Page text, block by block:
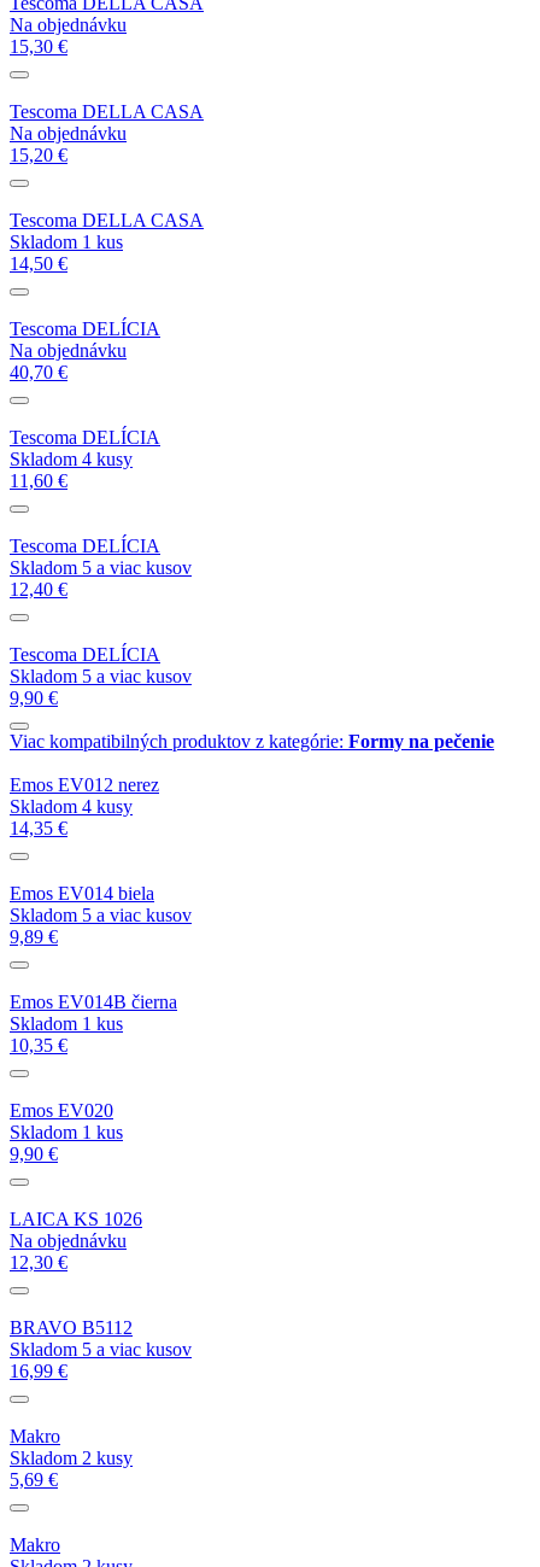
Na objednávku
15,30 €
Tescoma DELLA CASA
Na objednávku
15,20 €
Tescoma DELLA CASA
Skladom 1 kus
14,50 €
Tescoma DELÍCIA
Na objednávku
40,70 €
Tescoma DELÍCIA
Skladom 4 kusy
11,60 €
Tescoma DELÍCIA
Skladom 5 a viac kusov
12,40 €
Tescoma DELÍCIA
Skladom 5 a viac kusov
9,90 €
Viac kompatibilných produktov z kategórie: Formy na pečenie
Emos EV012 nerez
Skladom 4 kusy
14,35 €
Emos EV014 biela
Skladom 5 a viac kusov
9,89 €
Emos EV014B čierna
Skladom 1 kus
10,35 €
Emos EV020
Skladom 1 kus
9,90 €
LAICA KS 1026
Na objednávku
12,30 €
BRAVO B5112
Skladom 5 a viac kusov
16,99 €
Makro
Skladom 2 kusy
5,69 €
Makro